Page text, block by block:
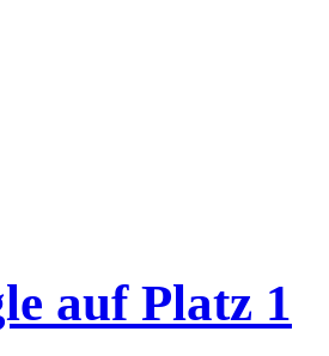
auf Platz 1